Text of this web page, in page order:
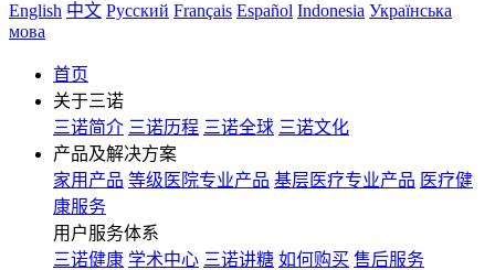
English 中文 Русский Français Español Indonesia Українська
мова
首页
关于三诺
三诺简介 三诺历程 三诺全球 三诺文化
产品及解决方案
家用产品 等级医院专业产品 基层医疗专业产品 医疗健
康服务
用户服务体系
三诺健康 学术中心 三诺讲糖 如何购买 售后服务